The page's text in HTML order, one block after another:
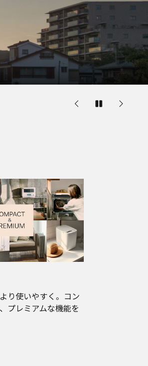
り使いやすく。コン
プレミアムな機能を